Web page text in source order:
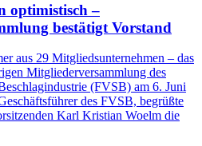
optimistisch –
bestätigt Vorstand
aus 29 Mitgliedsunternehmen – das
Mitgliederversammlung des
(FVSB) am 6. Juni
des FVSB, begrüßte
Karl Kristian Woelm die